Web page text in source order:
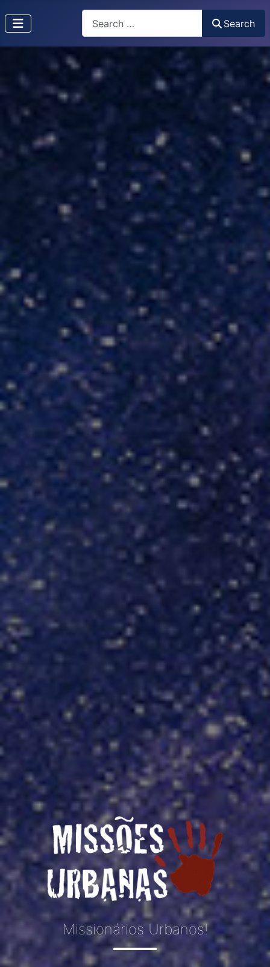
Type 2 or more characters for results.
Search
Missionários Urbanos!